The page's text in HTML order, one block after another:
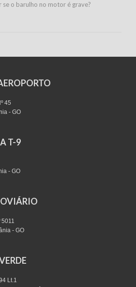
se o barulho no motor é grave?
45
- GO
T-9
- GO
5011
- GO
Lt.1